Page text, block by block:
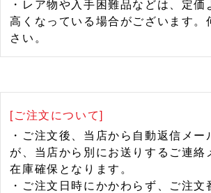
・レア物や入手困難品などは、定価
高くなっている場合がございます。
さい。
[ご注文について]
・ご注文後、当店から自動返信メー
が、当店から別にお送りするご連絡
在庫確保となります。
・ご注文日時にかかわらず、ご注文